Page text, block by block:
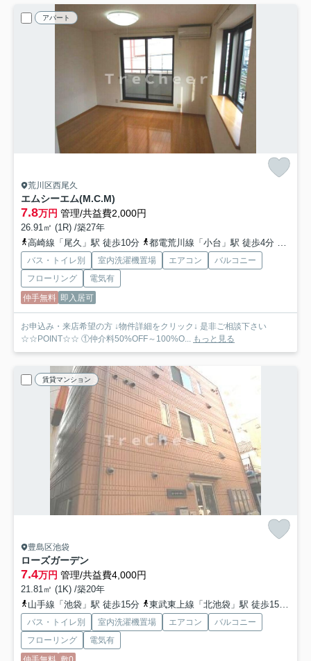
アパート
荒川区西尾久
エムシーエム(M.C.M)
7.8万円 管理/共益費2,000円
26.91㎡ (1R) /築27年
高崎線「尾久」駅 徒歩10分
都電荒川線「小台」駅 徒歩4分 山手
バス・トイレ別 室内洗濯機置場 エアコン
バルコニー
フローリング
電気有
仲手無料 即入居可
お申込み・来店希望の方 ↓物件詳細をクリック↓ 是非ご相談下さい
☆☆POINT☆☆ ①仲介料50%OFF～100%O... もっと見る
賃貸マンション
豊島区池袋
ローズガーデン
7.4万円 管理/共益費4,000円
21.81㎡ (1K) /築20年
山手線「池袋」駅 徒歩15分
東武東上線「北池袋」駅 徒歩15分
バス・トイレ別 室内洗濯機置場 エアコン
バルコニー
フローリング
電気有